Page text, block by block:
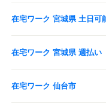
在宅ワーク 宮城県 土日可
在宅ワーク 宮城県 週払い
在宅ワーク 仙台市